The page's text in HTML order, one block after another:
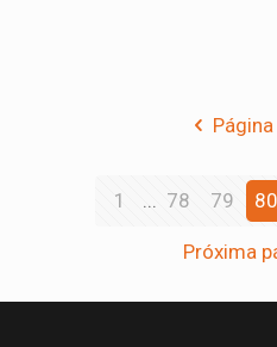
1 ... 78 79 80
Próxima